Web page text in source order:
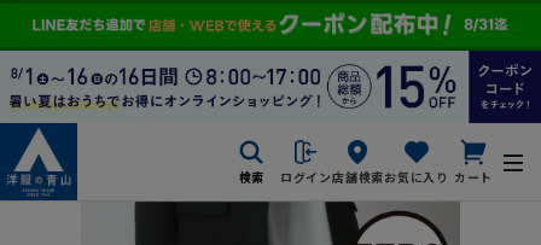
検索 ログイン店舗検索お気に入り カート